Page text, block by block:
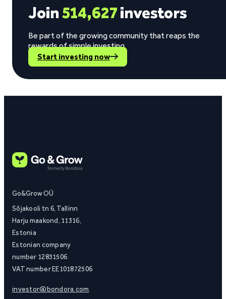
Join514,627investors
Be part of the growing community that reaps the
rewards of simple investing.
Start investing now
Go&Grow OÜ
Sõjakooli tn 6, Tallinn
Harju maakond, 11316,
Estonia
Estonian company
number 12831506
VAT number EE101872506
investor@bondora.com